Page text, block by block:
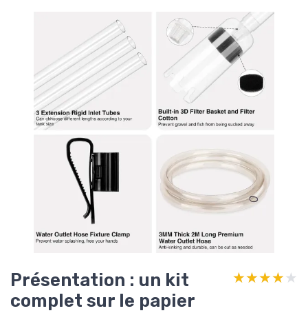
Présentation : un kit
complet sur le papier
★★★★★
★★★★★